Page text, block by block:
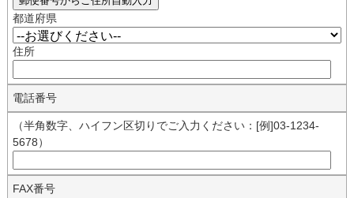
都道府県
住所
電話番号
（半角数字、ハイフン区切りでご入力ください：[例]03-1234-
5678）
FAX番号